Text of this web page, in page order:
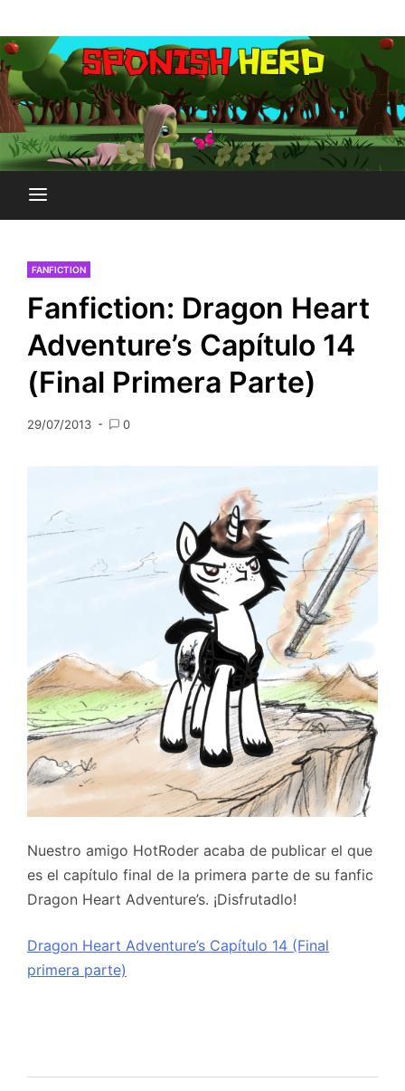
al
contenido
SPONISH HERD
FANFICTION
Fanfiction: Dragon Heart
Adventure’s Capítulo 14
(Final Primera Parte)
29/07/2013 0
Nuestro amigo HotRoder acaba de publicar el que
es el capítulo final de la primera parte de su fanfic
Dragon Heart Adventure’s. ¡Disfrutadlo!
Dragon Heart Adventure’s Capítulo 14 (Final
primera parte)